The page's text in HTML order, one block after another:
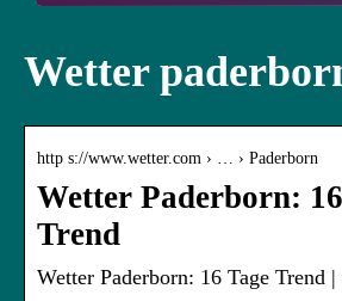
Wetter
http s://www.wetter.com › … › Paderborn
Wetter Paderborn:
Trend
Wetter Paderborn: 16 Tage Trend